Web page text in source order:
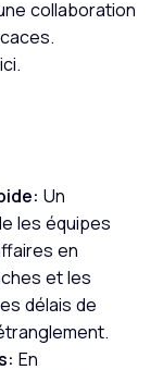
collaboration
Un
les équipes
en
et les
délais de
En